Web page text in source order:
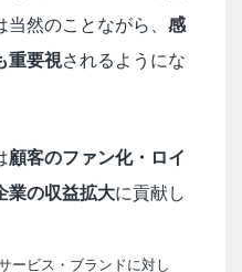
然のことながら、 感
重要視されるようにな
顧客のファン化・ロイ
業の収益拡大に貢献し
ービス・ブランドに対し